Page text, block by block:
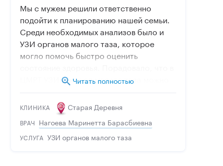
Мы с мужем решили ответственно
подойти к планированию нашей семьи.
Среди необходимых анализов было и
УЗИ органов малого таза, которое
могло помочь быстро оценить
ЦМРТ УЗИ органов малого таза можно
очередей и ожидания. Сразу дали
выписку результата. Другие анализы
тоже хотим тут сдать, так как все
понравилось.
Читать полностью
КЛИНИКА Старая Деревня
ВРАЧ Нагоева Маринетта Барасбиевна
УСЛУГА УЗИ органов малого таза